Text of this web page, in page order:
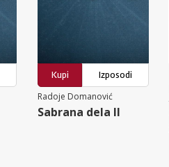
Kupi
Izposodi
Radoje Domanović
Sabrana dela II